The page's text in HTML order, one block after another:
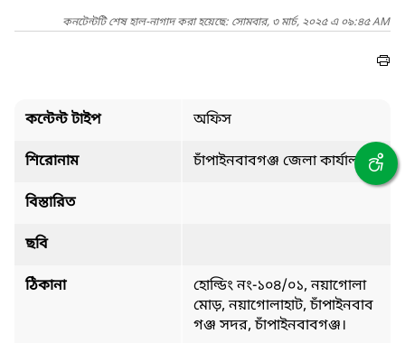
কনটেন্টটি শেষ হাল-নাগাদ করা হয়েছে: সোমবার, ৩ মার্চ, ২০২৫ এ ০৯:৪৫ AM
কন্টেন্ট টাইপ অফিস
শিরোনাম চাঁপাইনবাবগঞ্জ জেলা কার্যালয়
বিস্তারিত
ছবি
ঠিকানা
হোল্ডিং নং-১০৪/০১, নয়াগোলা
মোড়, নয়াগোলাহাট, চাঁপাইনবাব
গঞ্জ সদর, চাঁপাইনবাবগঞ্জ।